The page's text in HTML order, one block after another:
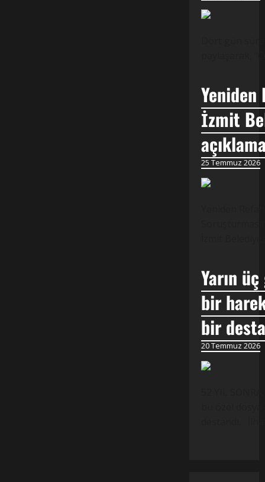
Yeniden
İzmit
25 Temmuz 2026
Yarın
bir
bir
20 Temmuz 2026